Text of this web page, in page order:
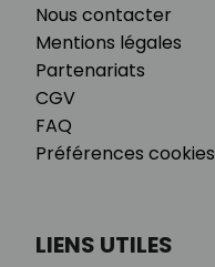
Nous contacter
Mentions légales
Partenariats
CGV
FAQ
Préférences cookies
LIENS UTILES